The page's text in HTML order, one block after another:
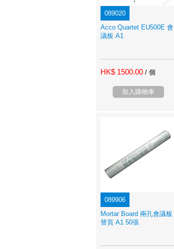
089020
Acco Quartet EU500E 會
議板 A1
HK$ 1500.00 / 個
加入購物車
089906
Mortar Board 兩孔會議板
替頁 A1 50張